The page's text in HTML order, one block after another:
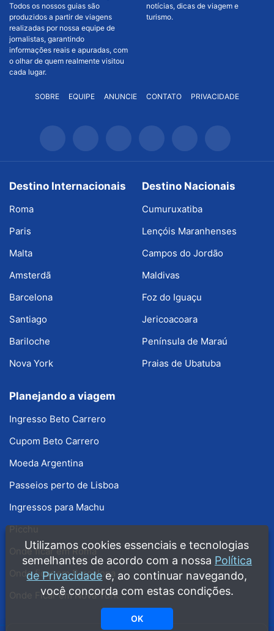
Todos os nossos guias são
produzidos a partir de viagens
realizadas por nossa equipe de
jornalistas, garantindo
informações reais e apuradas, com
o olhar de quem realmente visitou
cada lugar.
notícias, dicas de viagem e
turismo.
SOBRE EQUIPE ANUNCIE CONTATO PRIVACIDADE
Destino Internacionais
Roma
Paris
Malta
Amsterdã
Barcelona
Santiago
Bariloche
Nova York
Destino Nacionais
Cumuruxatiba
Lençóis Maranhenses
Campos do Jordão
Maldivas
Foz do Iguaçu
Jericoacoara
Península de Maraú
Praias de Ubatuba
Planejando a viagem
Ingresso Beto Carrero
Cupom Beto Carrero
Moeda Argentina
Passeios perto de Lisboa
Ingressos para Machu
Picchu
Onde ficar em Roma
Onde ficar em Barcelona
Onde Ficar em Nova York
Utilizamos cookies essenciais e tecnologias
semelhantes de acordo com a nossa Política
de Privacidade e, ao continuar navegando,
você concorda com estas condições.
OK